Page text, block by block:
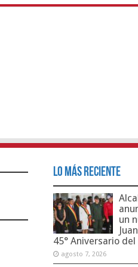
Lo Más Reciente
un
45° Aniversario
agosto 7, 2026